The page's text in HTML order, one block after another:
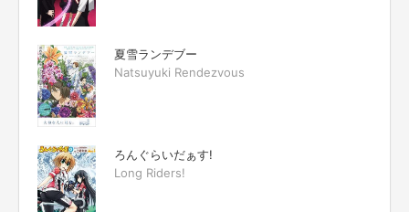
夏雪ランデブー
Natsuyuki Rendezvous
ろんぐらいだぁす!
Long Riders!